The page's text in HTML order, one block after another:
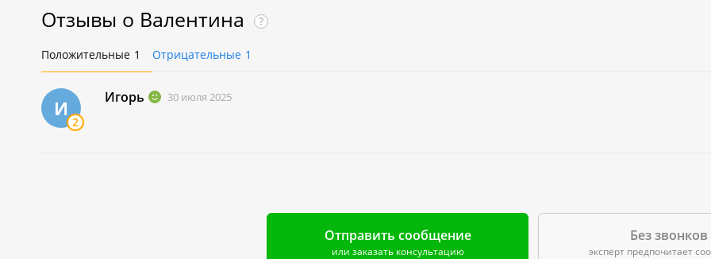
Отзывы о Валентина ?
Положительные 1 Отрицательные 1
2
И Игорь 30 июля 2025
Отправить сообщение
или заказать консультацию
Без звонков
эксперт предпочитает